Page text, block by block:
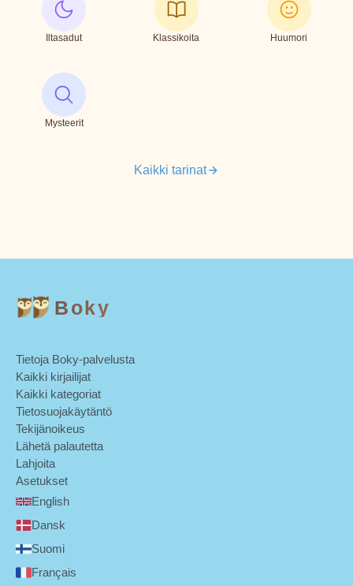
Iltasadut Klassikoita Huumori
Mysteerit
Kaikki tarinat
Boky
Tietoja Boky-palvelusta
Kaikki kirjailijat
Kaikki kategoriat
Tietosuojakäytäntö
Tekijänoikeus
Lähetä palautetta
Lahjoita
Asetukset
English
Dansk
Suomi
Français